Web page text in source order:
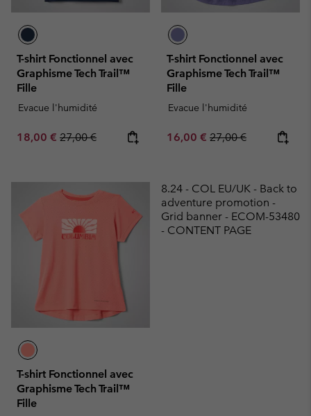
T-shirt Fonctionnel avec
Graphisme Tech Trail™
Fille
Evacue l'humidité
Sale price:
18,00 € Regular price:
27,00 €
T-shirt Fonctionnel avec
Graphisme Tech Trail™
Fille
Evacue l'humidité
Sale price:
16,00 € Regular price:
27,00 €
T-shirt Fonctionnel avec
Graphisme Tech Trail™
Fille
8.24 - COL EU/UK - Back to
adventure promotion -
Grid banner - ECOM-53480
- CONTENT PAGE